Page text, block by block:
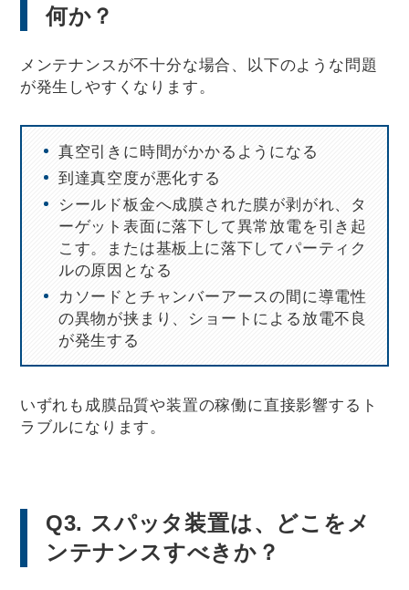
何か？
メンテナンスが不十分な場合、以下のような問題
が発生しやすくなります。
真空引きに時間がかかるようになる
到達真空度が悪化する
シールド板金へ成膜された膜が剥がれ、タ
ーゲット表面に落下して異常放電を引き起
こす。または基板上に落下してパーティク
ルの原因となる
カソードとチャンバーアースの間に導電性
の異物が挟まり、ショートによる放電不良
が発生する
いずれも成膜品質や装置の稼働に直接影響するト
ラブルになります。
Q3. スパッタ装置は、どこをメ
ンテナンスすべきか？